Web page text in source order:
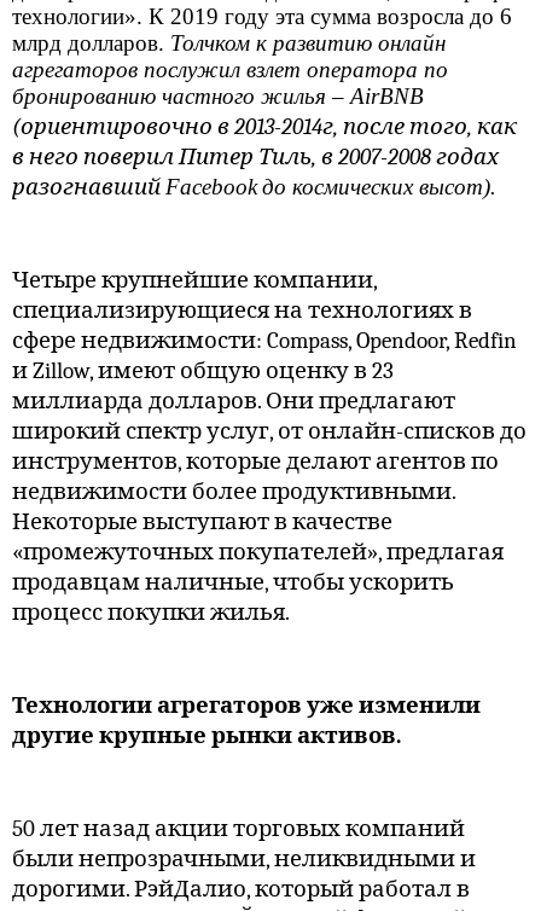
технологии». К 2019 году эта сумма возросла до 6
млрд долларов. Толчком к развитию онлайн
агрегаторов послужил взлет оператора по
бронированию частного жилья – AirBNB
(ориентировочно в 2013-2014г, после того, как
в него поверил Питер Тиль, в 2007-2008 годах
разогнавший Facebookдо космических высот).
Четыре крупнейшие компании,
специализирующиеся на технологиях в
сфере недвижимости: Compass, Opendoor, Redfin
и Zillow, имеют общую оценку в 23
миллиарда долларов. Они предлагают
широкий спектр услуг, от онлайн-списков до
инструментов, которые делают агентов по
недвижимости более продуктивными.
Некоторые выступают в качестве
«промежуточных покупателей», предлагая
продавцам наличные, чтобы ускорить
процесс покупки жилья.
Технологии агрегаторов уже изменили
другие крупные рынки активов.
50 лет назад акции торговых компаний
были непрозрачными, неликвидными и
дорогими. РэйДалио, который работал в